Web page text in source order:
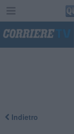
Indietro